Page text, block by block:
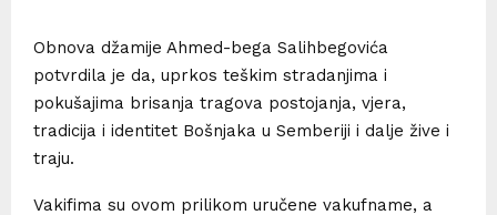
Obnova džamije Ahmed-bega Salihbegovića
potvrdila je da, uprkos teškim stradanjima i
pokušajima brisanja tragova postojanja, vjera,
tradicija i identitet Bošnjaka u Semberiji i dalje žive i
traju.
Vakifima su ovom prilikom uručene vakufname, a